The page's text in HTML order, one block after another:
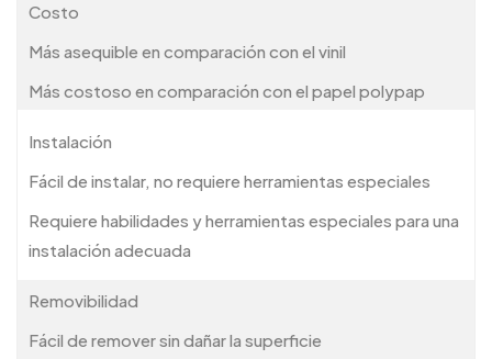
Costo
Más asequible en comparación con el vinil
Más costoso en comparación con el papel polypap
Instalación
Fácil de instalar, no requiere herramientas especiales
Requiere habilidades y herramientas especiales para una
instalación adecuada
Removibilidad
Fácil de remover sin dañar la superficie